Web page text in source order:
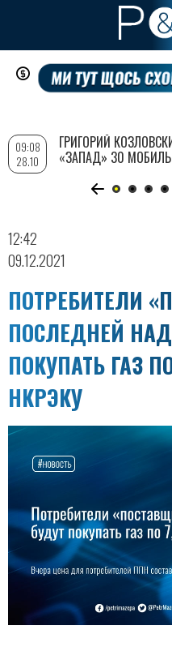
Перейти
содержанию
12:42
09.12.2021
ПОТРЕБИТЕЛИ
ПОСЛЕДНЕЙ
ПОКУПАТЬ ГАЗ
НКРЭКУ
09:08
28.10
ГРИГОРИЙ
«ЗАПАД» 30